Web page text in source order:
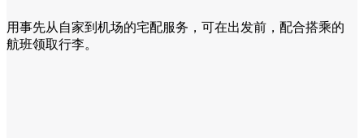
用事先从自家到机场的宅配服务，可在出发前，配合搭乘的
航班领取行李。